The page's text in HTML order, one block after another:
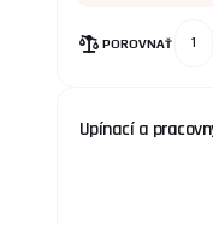
17.
POROVNAŤ
Upínací a